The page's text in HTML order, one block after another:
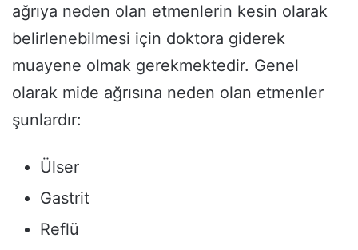
ağrıya neden olan etmenlerin kesin olarak
belirlenebilmesi için doktora giderek
muayene olmak gerekmektedir. Genel
olarak mide ağrısına neden olan etmenler
şunlardır:
Ülser
Gastrit
Reflü